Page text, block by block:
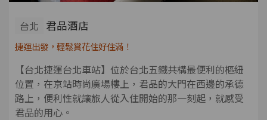
台北 君品酒店
捷運出發，輕鬆賞花住好住滿！
【台北捷運台北車站】位於台北五鐵共構最便利的樞紐
位置，在京站時尚廣場樓上，君品的大門在西邊的承德
路上，便利性就讓旅人從入住開始的那一刻起，就感受
君品的用心。